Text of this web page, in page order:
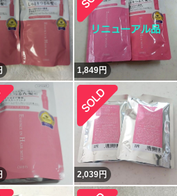
1,849円
2,039円